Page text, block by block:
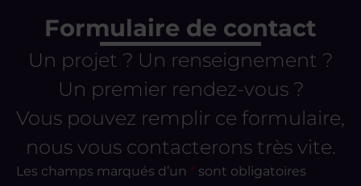
Formulaire de contact
Un projet ? Un renseignement ?
Un premier rendez-vous ?
Vous pouvez remplir ce formulaire,
nous vous contacterons très vite.
Les champs marqués d’un * sont obligatoires